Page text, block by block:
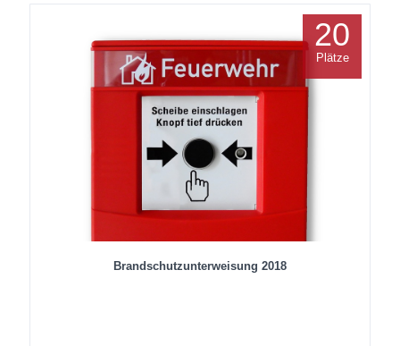
Brandschutzunterweisung 2018
20
Plätze